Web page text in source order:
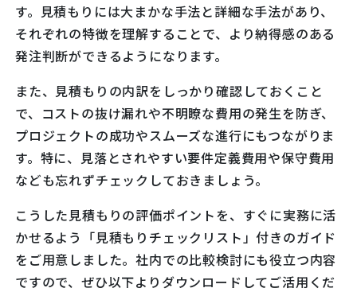
す。見積もりには大まかな手法と詳細な手法があり、
それぞれの特徴を理解することで、より納得感のある
発注判断ができるようになります。
また、見積もりの内訳をしっかり確認しておくこと
で、コストの抜け漏れや不明瞭な費用の発生を防ぎ、
プロジェクトの成功やスムーズな進行にもつながりま
す。特に、見落とされやすい要件定義費用や保守費用
なども忘れずチェックしておきましょう。
こうした見積もりの評価ポイントを、すぐに実務に活
かせるよう「見積もりチェックリスト」付きのガイド
をご用意しました。社内での比較検討にも役立つ内容
ですので、ぜひ以下よりダウンロードしてご活用くだ